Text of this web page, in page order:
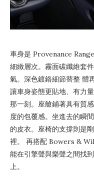
車身是 Provenance
細緻層次。霧面碳纖維套
氣。深色鍍鉻細節替整 體
讓車身姿態更貼地、有力
那一刻。座艙鋪著具有質
度的包覆感。坐進去的瞬
的皮衣。座椅的支撐則是
裡。 再搭配 Bowers &
能在引擎聲與樂聲之間找
上。